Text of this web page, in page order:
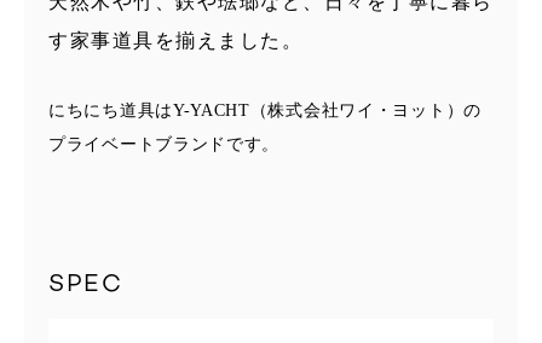
す家事道具を揃えました。
にちにち道具はY-YACHT（株式会社ワイ・ヨット）の
プライベートブランドです。
SPEC